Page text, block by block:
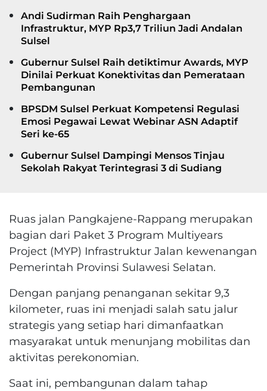
Andi Sudirman Raih Penghargaan
Infrastruktur, MYP Rp3,7 Triliun Jadi Andalan
Sulsel
Gubernur Sulsel Raih detiktimur Awards, MYP
Dinilai Perkuat Konektivitas dan Pemerataan
Pembangunan
BPSDM Sulsel Perkuat Kompetensi Regulasi
Emosi Pegawai Lewat Webinar ASN Adaptif
Seri ke-65
Gubernur Sulsel Dampingi Mensos Tinjau
Sekolah Rakyat Terintegrasi 3 di Sudiang
Ruas jalan Pangkajene-Rappang merupakan
bagian dari Paket 3 Program Multiyears
Project (MYP) Infrastruktur Jalan kewenangan
Pemerintah Provinsi Sulawesi Selatan.
Dengan panjang penanganan sekitar 9,3
kilometer, ruas ini menjadi salah satu jalur
strategis yang setiap hari dimanfaatkan
masyarakat untuk menunjang mobilitas dan
aktivitas perekonomian.
Saat ini, pembangunan dalam tahap